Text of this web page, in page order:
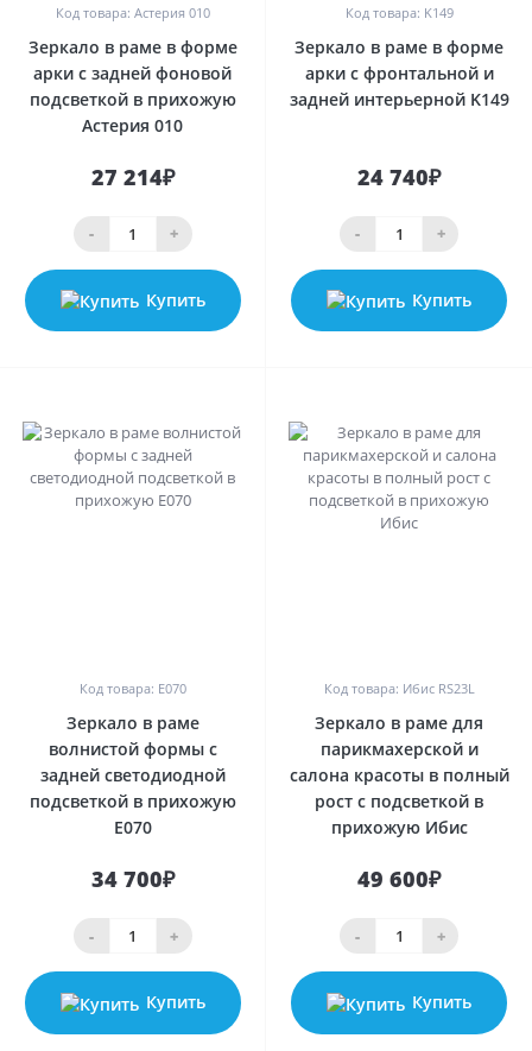
Код товара: Астерия 010
Зеркало в раме в форме
арки с задней фоновой
подсветкой в прихожую
Астерия 010
27 214₽
- +
Купить
Код товара: K149
Зеркало в раме в форме
арки с фронтальной и
задней интерьерной K149
24 740₽
- +
Купить
Код товара: E070
Зеркало в раме
волнистой формы с
задней светодиодной
подсветкой в прихожую
E070
34 700₽
- +
Купить
Код товара: Ибис RS23L
Зеркало в раме для
парикмахерской и
салона красоты в полный
рост с подсветкой в
прихожую Ибис
49 600₽
- +
Купить